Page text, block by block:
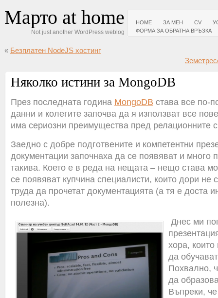
Марто at home
Not just another WordPress weblog
HOME ЗА МЕН CV
ФОРМА ЗА ОБРАТНА ВРЪЗКА
« Безплатен NodeJS хостинг
Няколко истини за MongoDB
През последната година MongoDB става все по-
данни и колегите започва да я използват все
има сериозни преимущества пред релационните
Заедно с добре подготвените и компетентни
документации започнаха да се появяват и много
такива. Което е в реда на нещата – нещо става
се появяват купчина специалисти, които дори не
труда да прочетат документацията (а тя е доста
полезна).
Днес ми
хора, които
да
Похвално,
да
Въпреки,